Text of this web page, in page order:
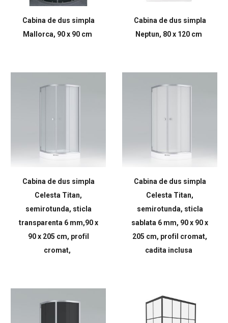
Cabina de dus simpla
Mallorca, 90 x 90 cm
Cabina de dus simpla
Neptun, 80 x 120 cm
Cabina de dus simpla
Celesta Titan,
semirotunda, sticla
transparenta 6 mm,90 x
90 x 205 cm, profil
cromat,
Cabina de dus simpla
Celesta Titan,
semirotunda, sticla
sablata 6 mm, 90 x 90 x
205 cm, profil cromat,
cadita inclusa